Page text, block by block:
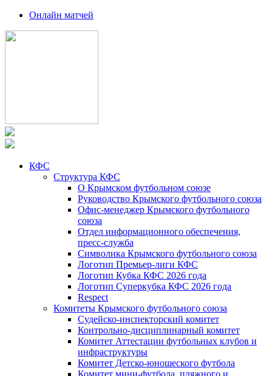
Онлайн матчей
КФС
Структура КФС
О Крымском футбольном союзе
Руководство Крымского футбольного союза
Офис-менеджер Крымского футбольного
союза
Отдел информационного обеспечения,
пресс-служба
Символика Крымского футбольного союза
Логотип Премьер-лиги КФС
Логотип Кубка КФС 2026 года
Логотип Суперкубка КФС 2026 года
Respect
Комитеты Крымского футбольного союза
Судейско-инспекторский комитет
Контрольно-дисциплинарный комитет
Комитет Аттестации футбольных клубов и
инфраструктуры
Комитет Детско-юношеского футбола
Комитет мини-футбола, пляжного и